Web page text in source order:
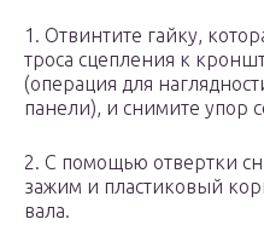
1. Отвинтите гайку,
троса сцепления к
(операция для
панели), и снимите упор
2. С помощью отвертки
зажим и пластиковый
вала.